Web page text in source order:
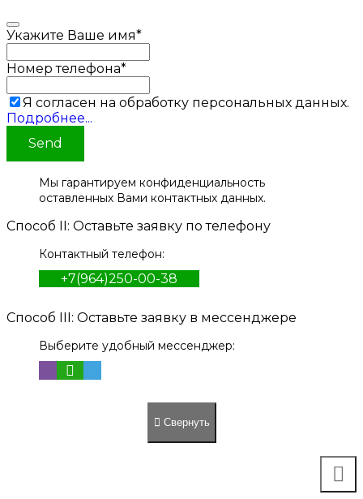
Укажите Ваше имя*
Номер телефона*
Я согласен на обработку персональных данных.
Подробнее...
Send
Мы гарантируем конфиденциальность
оставленных Вами контактных данных.
Способ II: Оставьте заявку по телефону
Контактный телефон:
+7(964)250-00-38
Способ III: Оставьте заявку в мессенджере
Выберите удобный мессенджер:
Свернуть